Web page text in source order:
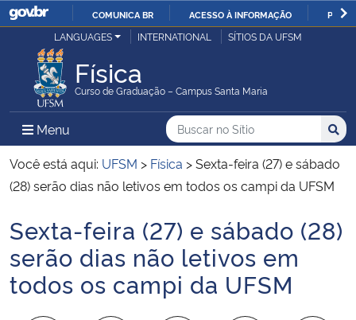
IR
COMUNICA BR ACESSO À INFORMAÇÃO
Ministério da Justiça e Segurança Pública
Ministério da Defesa
Ministério das Relações Exteriores
Ministério da Infraestrutura
Ministério da Agricultura, Pecuária e Abastecimento
LANGUAGES INTERNATIONAL SÍTIOS DA UFSM
Física
Curso de Graduação – Campus Santa Maria
Menu Menu Principal do Sítio
Busca
Buscar no no Sítio
Busca:
Você está aqui: UFSM > Física >Sexta-feira (27) e sábado
(28) serão dias não letivos em todos os campi da UFSM
Início do conteúdo
Sexta-feira (27) e sábado (28)
serão dias não letivos em
todos os campi da UFSM